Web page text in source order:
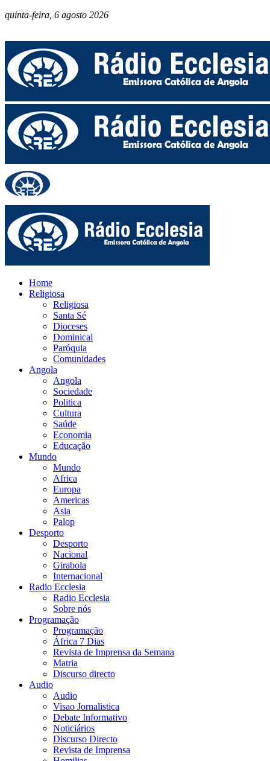
quinta-feira, 6 agosto 2026
Home
Religiosa
Religiosa
Santa Sé
Dioceses
Dominical
Paróquia
Comunidades
Angola
Angola
Sociedade
Politica
Cultura
Saúde
Economia
Educação
Mundo
Mundo
Africa
Europa
Americas
Asia
Palop
Desporto
Desporto
Nacional
Girabola
Internacional
Radio Ecclesia
Radio Ecclesia
Sobre nós
Programação
Programação
África 7 Dias
Revista de Imprensa da Semana
Matria
Discurso directo
Audio
Audio
Visao Jornalistica
Debate Informativo
Noticiários
Discurso Directo
Revista de Imprensa